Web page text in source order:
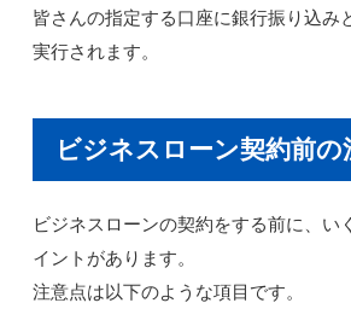
皆さんの指定する口座に銀行振り込み
実行されます。
ビジネスローン契約前の
ビジネスローンの契約をする前に、い
イントがあります。
注意点は以下のような項目です。